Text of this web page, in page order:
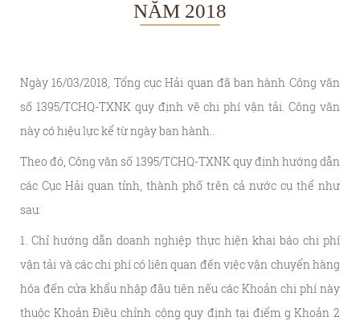
NĂM 2018
Ngày 16/03/2018, Tổng cục Hải quan đã ban hành Công văn
số 1395/TCHQ-TXNK quy định về chi phí vận tải. Công văn
này có hiệu lực kể từ ngày ban hành..
Theo đó, Công văn số 1395/TCHQ-TXNK quy định hướng dẫn
các Cục Hải quan tỉnh, thành phố trên cả nước cụ thể như
sau:
1. Chỉ hướng dẫn doanh nghiệp thực hiện khai báo chi phí
vận tải và các chi phí có liên quan đến việc vận chuyển hàng
hóa đến cửa khẩu nhập đầu tiên nếu các Khoản chi phí này
thuộc Khoản Điều chỉnh cộng quy định tại điểm g Khoản 2